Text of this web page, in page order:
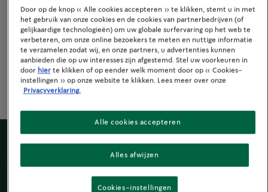
Dairy Kruiden
3 of meer ingrediënten Verfrissend
Espresso recepten
Door op de knop « Alle cookies accepteren » te klikken, stemt u in met
het gebruik van onze cookies en de cookies van partnerbedrijven (of
gelijkaardige technologieën) om uw globale surfervaring op het web te
verbeteren, om onze online bezoekers te meten en nuttige informatie
te verzamelen zodat wij, en onze partners, u advertenties kunnen
aanbieden die op uw interesses zijn afgestemd. Stel uw voorkeuren in
door hierte klikken of op eender welk moment door op « Cookies-
instellingen » op onze website te klikken. Lees meer over onze
Privacyverklaring.
Alles afwijzen
Alle cookies accepteren
Cookies-instellingen